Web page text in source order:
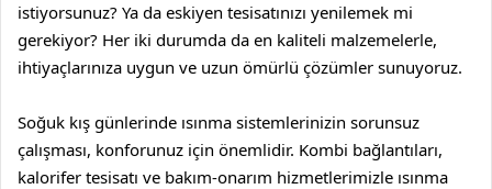
istiyorsunuz? Ya da eskiyen tesisatınızı yenilemek mi
gerekiyor? Her iki durumda da en kaliteli malzemelerle,
ihtiyaçlarınıza uygun ve uzun ömürlü çözümler sunuyoruz.
Soğuk kış günlerinde ısınma sistemlerinizin sorunsuz
çalışması, konforunuz için önemlidir. Kombi bağlantıları,
kalorifer tesisatı ve bakım-onarım hizmetlerimizle ısınma